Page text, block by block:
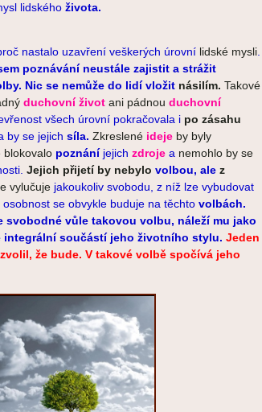
lidského života.
nastalo uzavření veškerých úrovní lidské mysli
poznávání neustále zajistit a strážit
Nic se nemůže do lidí vložit násilím. Takové
duchovní život ani pádnou duchovní
všech úrovní pokračovala i po zásahu
by se jejich síla. Zkreslené ideje by byly
blokovalo poznáníjejich zdroje a nemohlo by se
Jejich přijetí by nebylo volbou, ale z
vylučuje jakoukoliv svobodu, z níž lze vybudovat
se obvykle buduje na těchto volbách.
svobodné vůle takovou volbu, náleží mu jako
integrální součástí jeho životního stylu. Jeden
že bude. V takové volbě spočívá jeho